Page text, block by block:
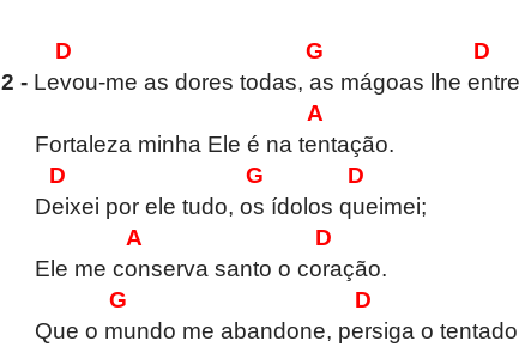
D G D
2 - Levou-me as dores todas, as mágoas lhe
A
Fortaleza minha Ele é na tentação.
D G D
Deixei por ele tudo, os ídolos queimei;
A D
Ele me conserva santo o coração.
G D
Que o mundo me abandone, persiga o